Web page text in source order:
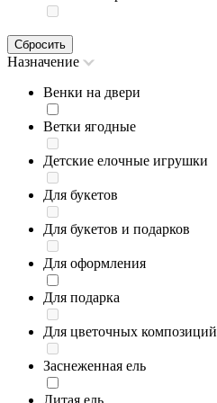
Сбросить
Назначение
Венки на двери
Ветки ягодные
Детские елочные игрушки
Для букетов
Для букетов и подарков
Для оформления
Для подарка
Для цветочных композиций
Заснеженная ель
Литая ель